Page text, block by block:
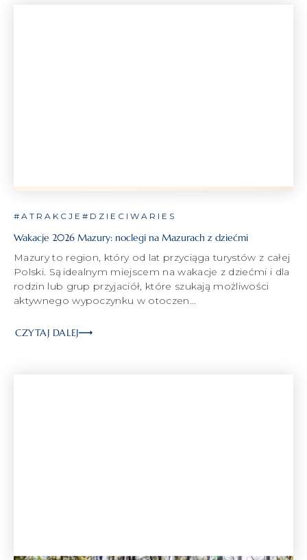
#ATRAKCJE #DZIECIWARIES
Wakacje 2026 Mazury: noclegi na Mazurach z dziećmi
Mazury to region, który od lat przyciąga turystów z całej
Polski. Są idealnym miejscem na wakacje z dziećmi i dla
rodzin lub grup przyjaciół, które szukają możliwości
aktywnego wypoczynku w otoczen...
CZYTAJ DALEJ